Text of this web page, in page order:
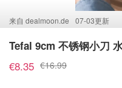
来自 dealmoon.de 07-03更新
Tefal 9cm 不锈钢小刀
€8.35 €16.99